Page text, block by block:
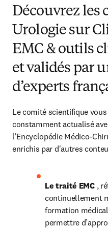
Découvrez les
Urologie sur
EMC & outils
et validés par
d’experts
Le comité scientifique
constamment actualisé
l'Encyclopédie Médico-
enrichis par d'autres
Le traité EMC ,
continuellement
formation
permettre